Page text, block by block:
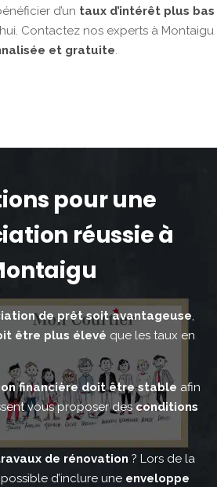
d’un taux d’intérêt plus bas
Contactez nos experts à Montaigu
et gratuite.
pour une
réussie à
de prêt soit avantageuse,
être plus élevé que les taux en
financière doit être stable afin
vous proposer desconditions
de rénovation ? Lors de la
d’inclure une enveloppe